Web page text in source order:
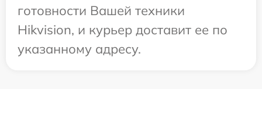
готовности Вашей техники
Hikvision, и курьер доставит ее по
указанному адресу.